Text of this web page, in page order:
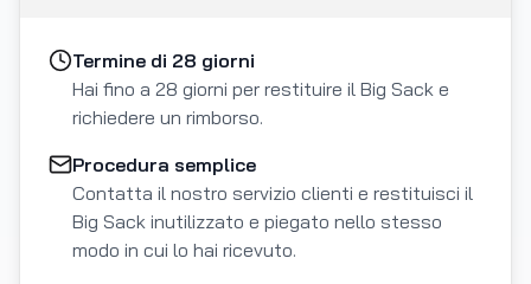
Termine di 28 giorni
Hai fino a 28 giorni per restituire il Big Sack e
richiedere un rimborso.
Procedura semplice
Contatta il nostro servizio clienti e restituisci il
Big Sack inutilizzato e piegato nello stesso
modo in cui lo hai ricevuto.